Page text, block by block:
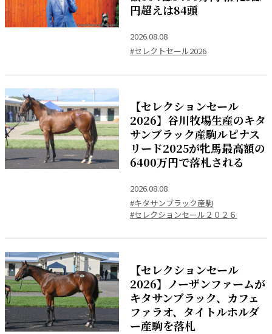
円超えは84頭
2026.08.08
#セレクトセール2026
【セレクションセール
2026】谷川牧場生産のキタ
サンブラック産駒ルピナス
リード2025が牝馬最高額の
6400万円で落札される
2026.08.08
#キタサンブラック産駒
#セレクションセール２０２６
【セレクションセール
2026】ノーザンファームが
キタサンブラック、カフェ
ファラオ、タイトルホルダ
ー産駒を落札